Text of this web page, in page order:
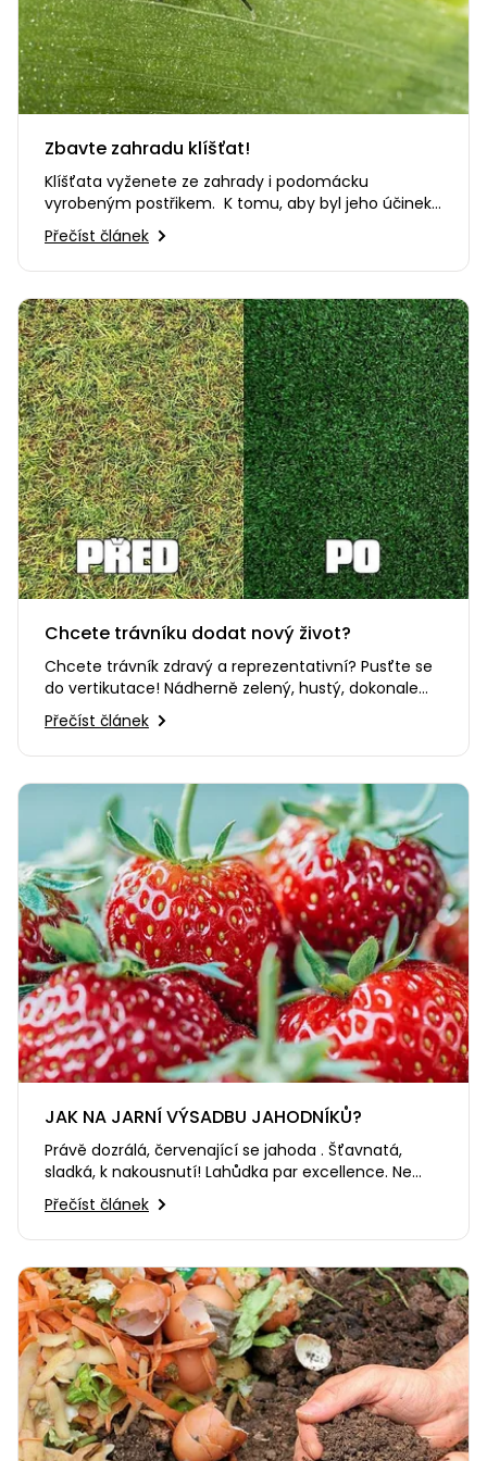
Ruční
nářadí
Rozmetadla
vozíky
Zametací
stroje
Sněhová
hrabla,
škrabky
na led
Příslušenství
Nabíječky
Příslušenství
Topidla
Navijáky
a kladky
Zbavte zahradu klíšťat!
Klíšťata vyženete ze zahrady i podomácku
vyrobeným postřikem. K tomu, aby byl jeho účinek
co nejlepší, je však nutné…
Přečíst článek
Chcete trávníku dodat nový život?
Chcete trávník zdravý a reprezentativní? Pusťte se
do vertikutace! Nádherně zelený, hustý, dokonale
pěstěný „anglický…
Přečíst článek
JAK NA JARNÍ VÝSADBU JAHODNÍKŮ?
Právě dozrálá, červenající se jahoda . Šťavnatá,
sladká, k nakousnutí! Lahůdka par excellence. Ne
nadarmo symbol lásky…
Přečíst článek